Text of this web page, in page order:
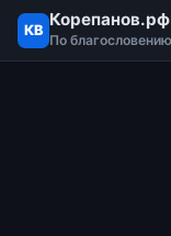
КВ Корепанов.рф